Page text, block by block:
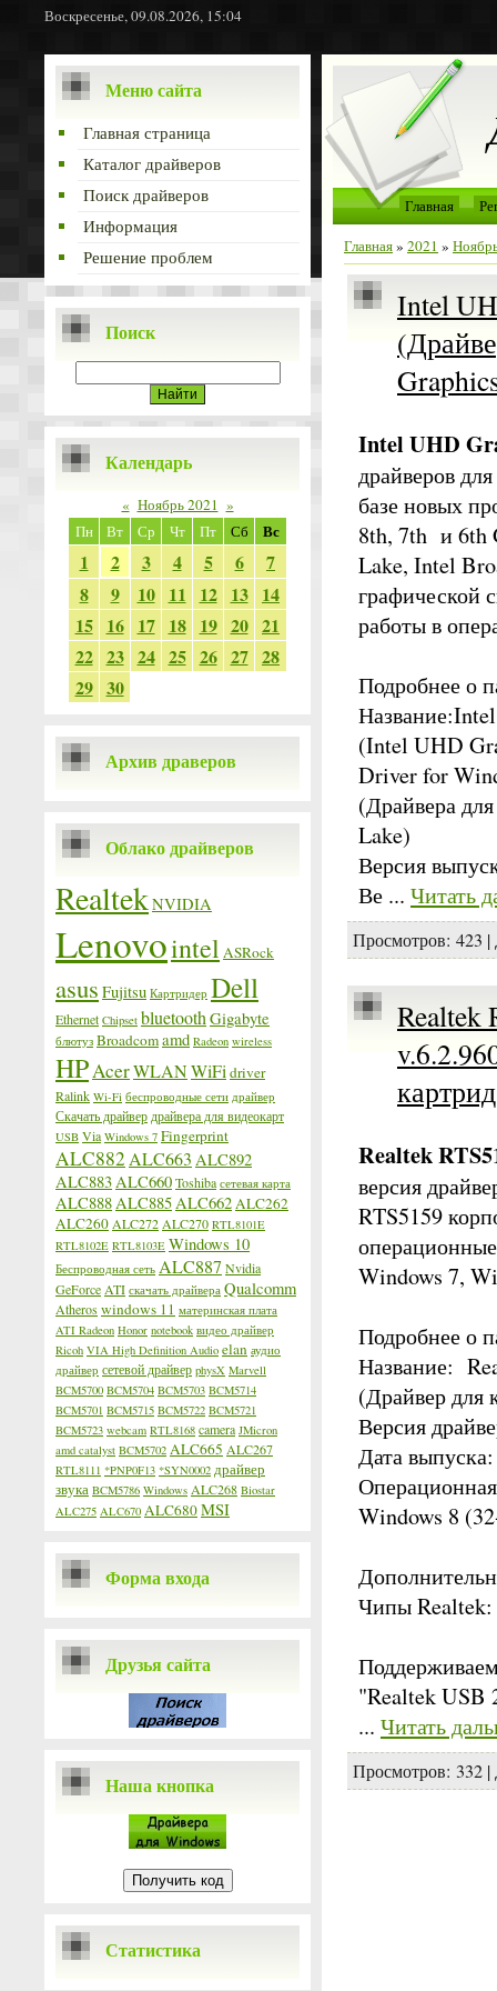
Воскресенье, 09.08.2026, 15:04
Меню сайта
Главная страница
Каталог драйверов
Поиск драйверов
Информация
Решение проблем
Поиск
Календарь
« Ноябрь 2021 »
Пн
Вт Ср Чт Пт Сб Вс
1 2 3 4 5 6
7
8
9 10 11 12 13 14
15 16 17 18 19 20 21
22 23 24 25 26 27 28
29 30
Архив драверов
Облако драйверов
RealtekNVIDIA
Lenovointel ASRock
asus Fujitsu Картридер Dell
Ethernet Chipset bluetooth Gigabyte
блютуз Broadcomamd Radeon wireless
HPAcerWLANWiFi driver
Ralink Wi-Fi беспроводные сети драйвер
Скачать драйвер драйвера для видеокарт
USB Via Windows 7 Fingerprint
ALC882 ALC663 ALC892
ALC883ALC660Toshiba сетевая карта
ALC888ALC885ALC662ALC262
ALC260 ALC272 ALC270 RTL8101E
RTL8102E RTL8103E Windows 10
Беспроводная сеть ALC887 Nvidia
GeForce ATI скачать драйвера Qualcomm
Atheroswindows 11 материнская плата
ATI Radeon Honor notebook видео драйвер
Ricoh VIA High Definition Audio elan аудио
драйвер сетевой драйвер physX Marvell
BCM5700 BCM5704 BCM5703 BCM5714
BCM5701 BCM5715 BCM5722 BCM5721
BCM5723 webcam RTL8168 camera JMicron
amd catalyst BCM5702 ALC665 ALC267
RTL8111 *PNP0F13 *SYN0002 драйвер
звука BCM5786 Windows ALC268 Biostar
ALC275 ALC670 ALC680MSI
Форма входа
Друзья сайта
Наша кнопка
Статистика
Главная
Главная» 2021 »
Intel
Intel UHD
драйверов
базе новых
8th, 7th и 6th
Lake, Intel
графической
работы в
Подробнее о
(Intel UHD
Driver for
(Драйвера
Lake)
Версия
Ве ... Читать
Просмотров: 423 |
Realtek
Realtek
версия
RTS5159
Windows 7,
Подробнее о
Название:
(Драйвер для
Версия
Дата
Windows 8
Чипы Realtek:
"Realtek USB
... Читать
Просмотров: 332 |